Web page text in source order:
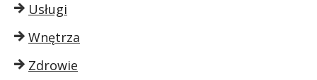
Usługi
Wnętrza
Zdrowie